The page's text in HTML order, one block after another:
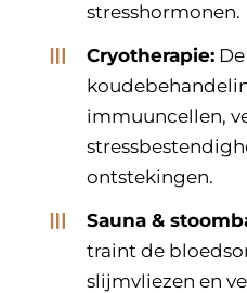
stresshormonen.
Cryotherapie:De
immuuncellen,
ontstekingen.
Sauna &
traint de
slijmvliezen en